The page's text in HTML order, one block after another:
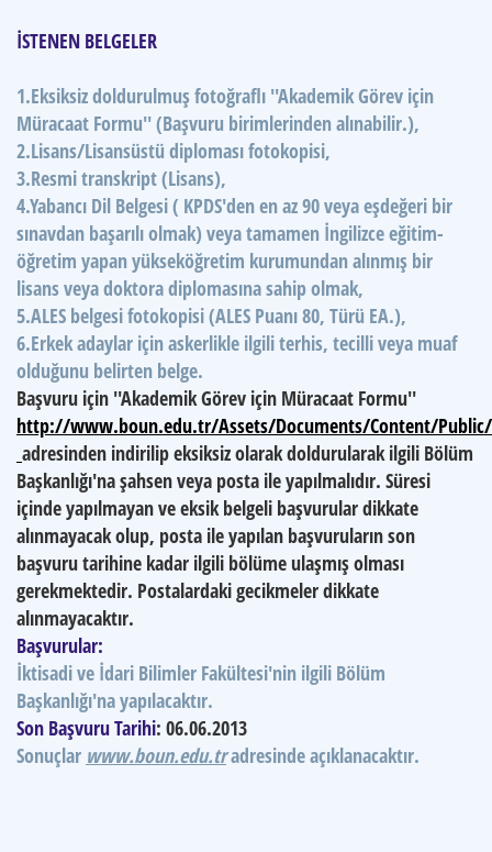
İSTENEN BELGELER
1.Eksiksiz doldurulmuş fotoğraflı ''Akademik Görev için
Müracaat Formu'' (Başvuru birimlerinden alınabilir.),
2.Lisans/Lisansüstü diploması fotokopisi,
3.Resmi transkript (Lisans),
4.Yabancı Dil Belgesi ( KPDS'den en az 90 veya eşdeğeri bir
sınavdan başarılı olmak) veya tamamen İngilizce eğitim-
öğretim yapan yükseköğretim kurumundan alınmış bir
lisans veya doktora diplomasına sahip olmak,
5.ALES belgesi fotokopisi (ALES Puanı 80, Türü EA.),
6.Erkek adaylar için askerlikle ilgili terhis, tecilli veya muaf
olduğunu belirten belge.
Başvuru için ''Akademik Görev için Müracaat Formu''
http://www.boun.edu.tr/Assets/Documents/Content/Public/
adresinden indirilip eksiksiz olarak doldurularak ilgili Bölüm
Başkanlığı'na şahsen veya posta ile yapılmalıdır. Süresi
içinde yapılmayan ve eksik belgeli başvurular dikkate
alınmayacak olup, posta ile yapılan başvuruların son
başvuru tarihine kadar ilgili bölüme ulaşmış olması
gerekmektedir. Postalardaki gecikmeler dikkate
alınmayacaktır.
Başvurular:
İktisadi ve İdari Bilimler Fakültesi'nin ilgili Bölüm
Başkanlığı'na yapılacaktır.
Son Başvuru Tarihi: 06.06.2013
Sonuçlar www.boun.edu.tradresinde açıklanacaktır.